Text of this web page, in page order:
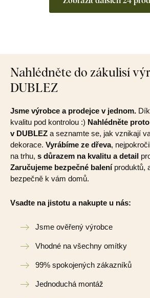
Nahlédněte do zákulisí
DUBLEZ
Jsme výrobce a prodejce v jednom.
kvalitu pod kontrolou :) Nahlédněte
v DUBLEZ a seznamte se, jak vznikají
dekorace. Vyrábíme ze dřeva,
na trhu, s důrazem na kvalitu a detail
Zaručujeme bezpečné baleníproduktů,
bezpečně k vám domů.
Vsadte na jistotu a nakupte u nás:
Jsme ověřený výrobce
Vhodné na všechny omítky
99% spokojených zákazníků
Jednoduchá montáž